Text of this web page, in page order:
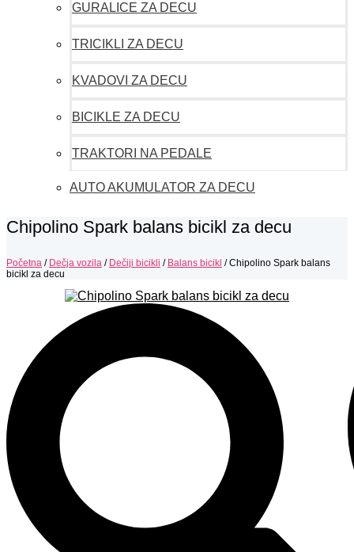
GURALICE ZA DECU
TRICIKLI ZA DECU
KVADOVI ZA DECU
BICIKLE ZA DECU
TRAKTORI NA PEDALE
AUTO AKUMULATOR ZA DECU
Chipolino Spark balans bicikl za decu
Početna / Dečja vozila / Dečiji bicikli / Balans bicikl / Chipolino Spark balans
bicikl za decu